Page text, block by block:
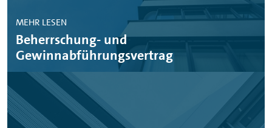
MEHR LESEN
Beherrschung- und
Gewinnabführungsvertrag